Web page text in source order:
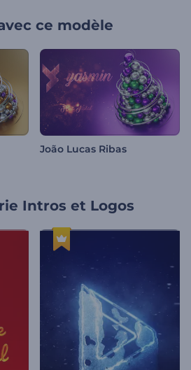
ce modèle
João Lucas Ribas
Intros et Logos